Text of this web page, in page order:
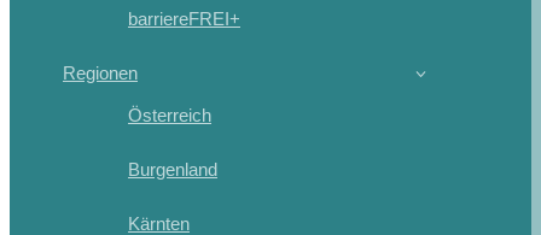
barriereFREI+
Regionen
Österreich
Burgenland
Kärnten